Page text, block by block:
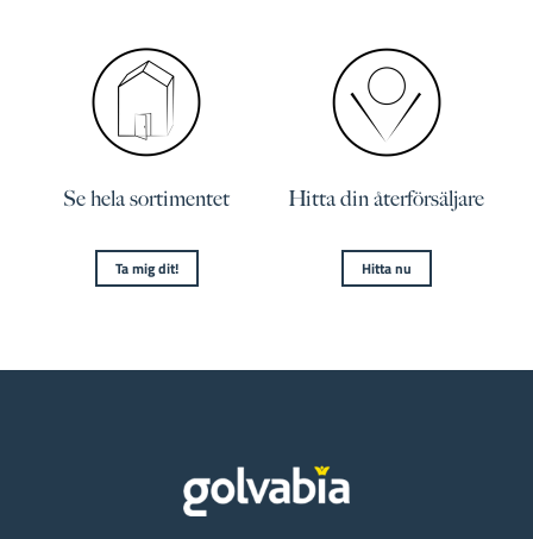
Se hela sortimentet
Ta mig dit!
Hitta din återförsäljare
Hitta nu